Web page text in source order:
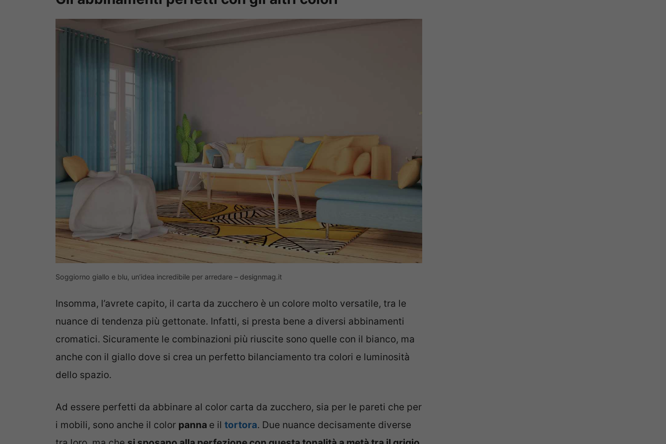
Soggiorno giallo e blu, un’idea incredibile per arredare – designmag.it
Insomma, l’avrete capito, il carta da zucchero è un colore molto versatile, tra le
nuance di tendenza più gettonate. Infatti, si presta bene a diversi abbinamenti
cromatici. Sicuramente le combinazioni più riuscite sono quelle con il bianco, ma
anche con il giallo dove si crea un perfetto bilanciamento tra colori e luminosità
dello spazio.
Ad essere perfetti da abbinare al color carta da zucchero, sia per le pareti che per
i mobili, sono anche il color panna e il tortora. Due nuance decisamente diverse